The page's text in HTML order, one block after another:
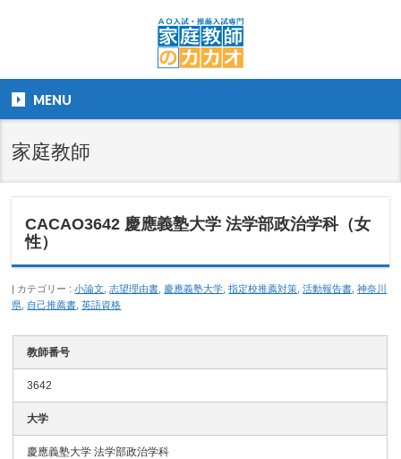
MENU
家庭教師
CACAO3642 慶應義塾大学 法学部政治学科（女
性）
カテゴリー :小論文 ,志望理由書 慶應義塾大学 ,指定校推薦対策 ,活動報告書 ,神奈川
県 自己推薦書 ,英語資格
教師番号
3642
大学
慶應義塾大学 法学部政治学科